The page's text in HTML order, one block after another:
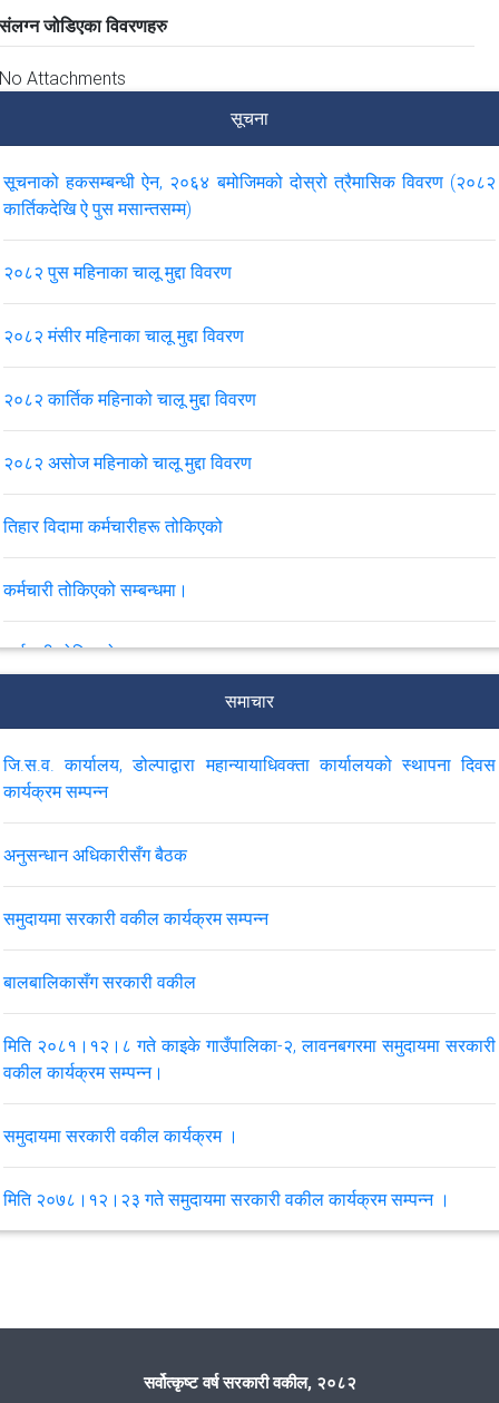
संलग्न जोडिएका विवरणहरु
No Attachments
सूचना
सूचनाको हकसम्बन्धी ऐन, २०६४ बमोजिमको दोस्रो त्रैमासिक विवरण (२०८२
कार्तिकदेखि ऐ पुस मसान्तसम्म)
२०८२ पुस महिनाका चालू मुद्दा विवरण
२०८२ मंसीर महिनाका चालू मुद्दा विवरण
२०८२ कार्तिक महिनाको चालू मुद्दा विवरण
२०८२ असोज महिनाको चालू मुद्दा विवरण
तिहार विदामा कर्मचारीहरू तोकिएको
कर्मचारी तोकिएको सम्बन्धमा।
कर्मचारी तोकिएको सम्बन्धमा।
स्वत प्रकाशन दोर्सो त्रैमासिक २०८१ कात्तिक-पुस
VIEW ALL
समाचार
जि.स.व. कार्यालय, डोल्पाद्वारा महान्यायाधिवक्ता कार्यालयको स्थापना दिवस
कार्यक्रम सम्पन्न
अनुसन्धान अधिकारीसँग बैठक
समुदायमा सरकारी वकील कार्यक्रम सम्पन्न
बालबालिकासँग सरकारी वकील
मिति २०८१।१२।८ गते काइके गाउँपालिका-२, लावनबगरमा समुदायमा सरकारी
वकील कार्यक्रम सम्पन्न।
समुदायमा सरकारी वकील कार्यक्रम ।
मिति २०७८।१२।२३ गते समुदायमा सरकारी वकील कार्यक्रम सम्पन्न ।
मिति २०७८ साल फाल्गुन महिनाको १२ गते कार्यालय प्रमुख सहायक जिल्ला
सर्वोत्कृष्ट वर्ष सरकारी वकील, २०८२